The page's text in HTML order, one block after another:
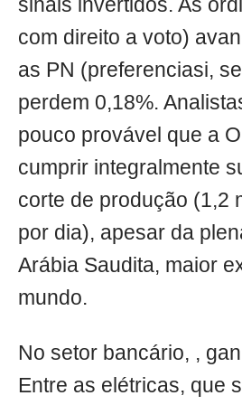
sinais invertidos. As
com direito a voto)
as PN (preferenciasi,
perdem 0,18%.
pouco provável que a
cumprir integralmente
corte de produção (1,2
por dia), apesar da
Arábia Saudita, maior
mundo.
No setor bancário, ,
Entre as elétricas, que